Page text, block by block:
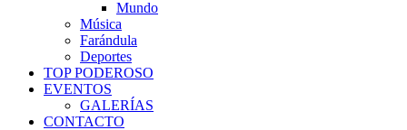
Mundo
Música
Farándula
Deportes
TOP PODEROSO
EVENTOS
GALERÍAS
CONTACTO